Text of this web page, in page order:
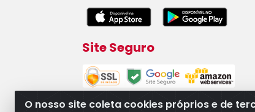
O nosso site coleta cookies próprios e de
Site Seguro